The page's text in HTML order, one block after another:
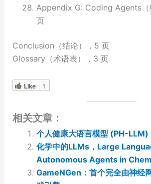
Appendix G: Coding Agents（
页
Conclusion（结论），5 页
Glossary（术语表），3 页
Like 1
相关文章：
个人健康大语言模型 (PH-LLM)
化学中的LLMs，Large
Autonomous Agents in
GameNGen：首个完全由神经